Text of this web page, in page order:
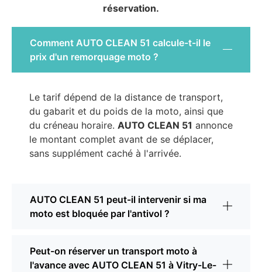
réservation.
Comment AUTO CLEAN 51 calcule-t-il le
prix d'un remorquage moto ?
Le tarif dépend de la distance de transport,
du gabarit et du poids de la moto, ainsi que
du créneau horaire. AUTO CLEAN 51 annonce
le montant complet avant de se déplacer,
sans supplément caché à l'arrivée.
AUTO CLEAN 51 peut-il intervenir si ma
moto est bloquée par l'antivol ?
Peut-on réserver un transport moto à
l'avance avec AUTO CLEAN 51 à Vitry-Le-